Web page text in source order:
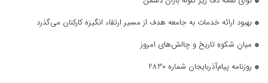
بهبود ارائه خدمات به جامعه هدف از مسیر ارتقاء انگیزه کارکنان می‌گذرد
میانِ شکوهِ تاریخ و چالش‌های امروز
روزنامه پیام‌آذربایجان شماره 2830